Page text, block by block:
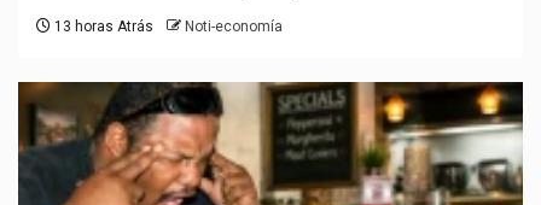
13 horas Atrás Noti-economía